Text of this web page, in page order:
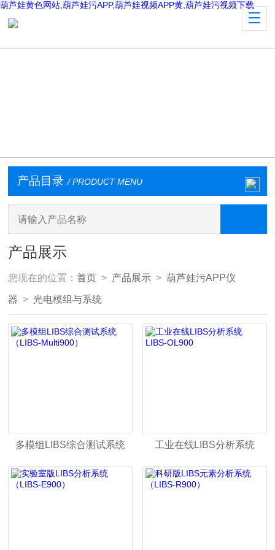
葫芦娃黄色网站,葫芦娃污APP,葫芦娃视频APP黄,葫芦娃污视频下载
产品目录 / PRODUCT MENU
产品展示
您现在的位置：首页 > 产品展示 >葫芦娃污APP仪
器 >光电模组与系统
多模组LIBS综合测试系统
（LIBS-Multi900）
工业在线LIBS分析系统
LIBS-OL900